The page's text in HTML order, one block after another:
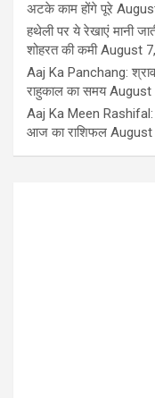
अटके काम होंगे पूरे
हथेली पर ये रेखाएं मानी
शोहरत की कमी August
Aaj Ka Panchang:
राहुकाल का समय August
Aaj Ka Meen Rashifal:
आज का राशिफल August